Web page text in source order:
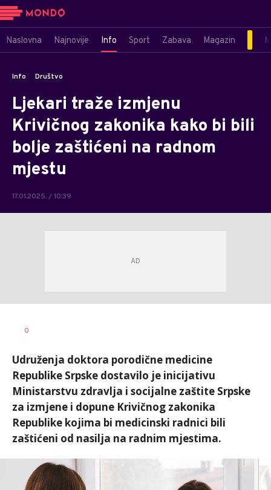
Naslovna Najnovije Info Sport Zabava Magazin
Info Društvo
Ljekari traže izmjenu
Krivičnog zakonika kako bi bili
bolje zaštićeni na radnom
mjestu
17.01.2025. / 10:39
AUTOR
0
Udruženja doktora porodične medicine
Republike Srpske dostavilo je inicijativu
Ministarstvu zdravlja i socijalne zaštite Srpske
za izmjene i dopune Krivičnog zakonika
Republike kojima bi medicinski radnici bili
zaštićeni od nasilja na radnim mjestima.